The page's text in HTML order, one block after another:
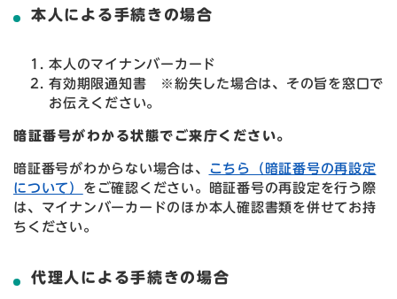
本人による手続きの場合
本人のマイナンバーカード
有効期限通知書 ※紛失した場合は、その旨を窓口で
お伝えください。
暗証番号がわかる状態でご来庁ください。
暗証番号がわからない場合は、 こちら（暗証番号の再設定
について） をご確認ください。暗証番号の再設定を行う際
は、マイナンバーカードのほか本人確認書類を併せてお持
ちください。
代理人による手続きの場合